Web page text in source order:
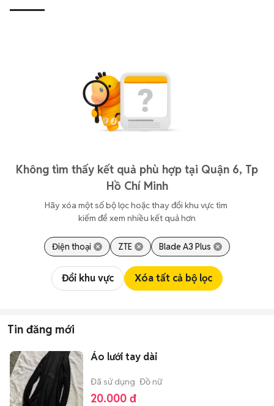
Không tìm thấy kết quả phù hợp tại Quận 6, Tp
Hồ Chí Minh
Hãy xóa một số bộ lọc hoặc thay đổi khu vực tìm
kiếm để xem nhiều kết quả hơn
Điện thoại ZTE Blade A3 Plus
Đổi khu vực Xóa tất cả bộ lọc
Tin đăng mới
Áo lưới tay dài
Đã sử dụng Đồ nữ
20.000 đ